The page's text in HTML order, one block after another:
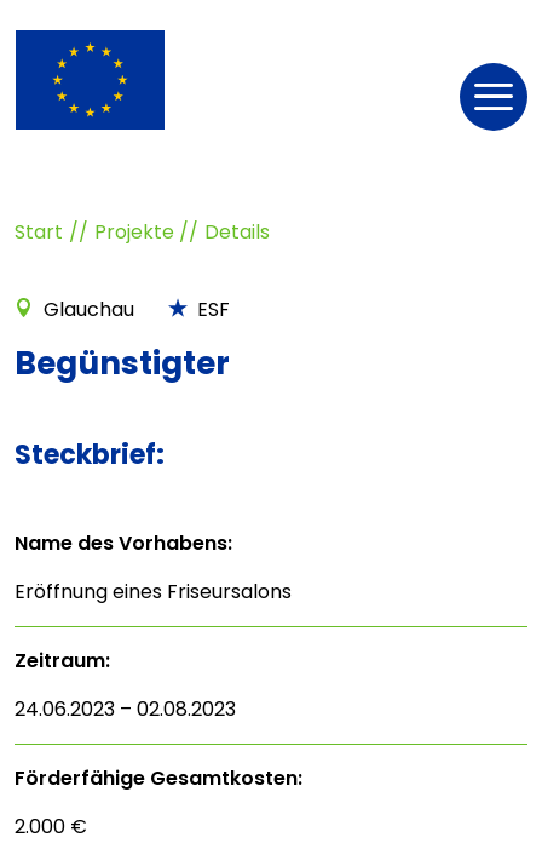
Start Projekte Details
Glauchau ESF
Begünstigter
Steckbrief:
Name des Vorhabens:
Eröffnung eines Friseursalons
Zeitraum:
24.06.2023 – 02.08.2023
Förderfähige Gesamtkosten:
2.000 €